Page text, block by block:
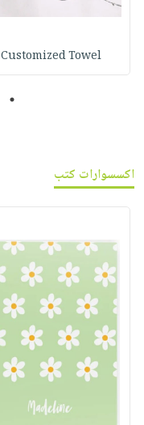
Customized Towel :
1
اكسسوارات كتب